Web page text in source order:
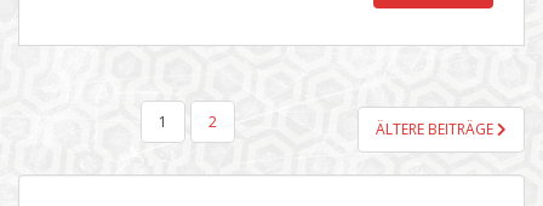
SEITENNUMMERIERUNG
BEITRÄGE
1 2 ÄLTERE BEITRÄGE